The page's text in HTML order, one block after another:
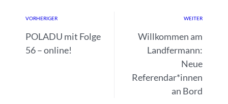
VORHERIGER
POLADU mit Folge
56 – online!
WEITER
Willkommen am
Landfermann:
Neue
Referendar*innen
an Bord